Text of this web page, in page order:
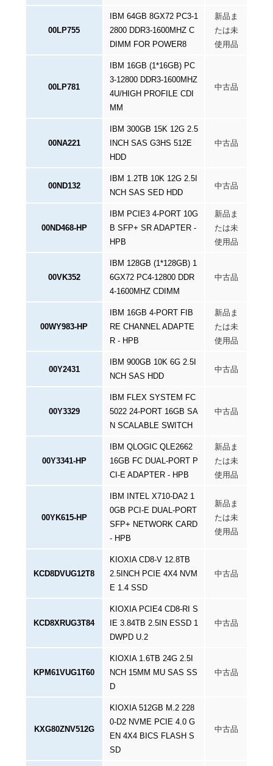
00LP755
IBM 64GB 8GX72 PC3-1
2800 DDR3-1600MHZ C
DIMM FOR POWER8
新品ま
たは未
使用品
00LP781
IBM 16GB (1*16GB) PC
3-12800 DDR3-1600MHZ
4U/HIGH PROFILE CDI
MM
中古品
00NA221
IBM 300GB 15K 12G 2.5
INCH SAS G3HS 512E
HDD
中古品
00ND132
IBM 1.2TB 10K 12G 2.5I
NCH SAS SED HDD
中古品
00ND468-HP
IBM PCIE3 4-PORT 10G
B SFP+ SR ADAPTER -
HPB
新品ま
たは未
使用品
00VK352
IBM 128GB (1*128GB) 1
6GX72 PC4-12800 DDR
4-1600MHZ CDIMM
中古品
00WY983-HP
IBM 16GB 4-PORT FIB
RE CHANNEL ADAPTE
R - HPB
新品ま
たは未
使用品
00Y2431
IBM 900GB 10K 6G 2.5I
NCH SAS HDD
中古品
00Y3329
IBM FLEX SYSTEM FC
5022 24-PORT 16GB SA
N SCALABLE SWITCH
中古品
00Y3341-HP
IBM QLOGIC QLE2662
16GB FC DUAL-PORT P
CI-E ADAPTER - HPB
新品ま
たは未
使用品
00YK615-HP
IBM INTEL X710-DA2 1
0GB PCI-E DUAL-PORT
SFP+ NETWORK CARD
- HPB
新品ま
たは未
使用品
KCD8DVUG12T8
KIOXIA CD8-V 12.8TB
2.5INCH PCIE 4X4 NVM
E 1.4 SSD
中古品
KCD8XRUG3T84
KIOXIA PCIE4 CD8-RI S
IE 3.84TB 2.5IN ESSD 1
DWPD U.2
中古品
KPM61VUG1T60
KIOXIA 1.6TB 24G 2.5I
NCH 15MM MU SAS SS
D
中古品
KXG80ZNV512G
KIOXIA 512GB M.2 228
0-D2 NVME PCIE 4.0 G
EN 4X4 BICS FLASH S
SD
中古品